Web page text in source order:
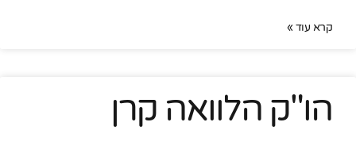
קרא עוד »
הו"ק הלוואה קרן